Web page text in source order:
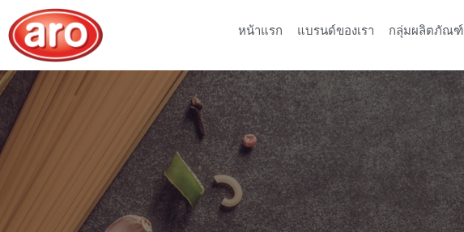
หน้าแรก แบรนด์ของเรา กลุ่มผลิตภัณฑ์